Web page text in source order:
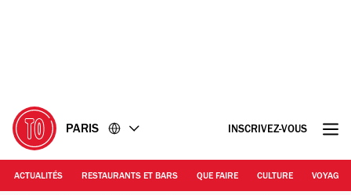
PARIS INSCRIVEZ-VOUS
ACTUALITÉS RESTAURANTS ET BARS QUE FAIRE CULTURE VOYAGE